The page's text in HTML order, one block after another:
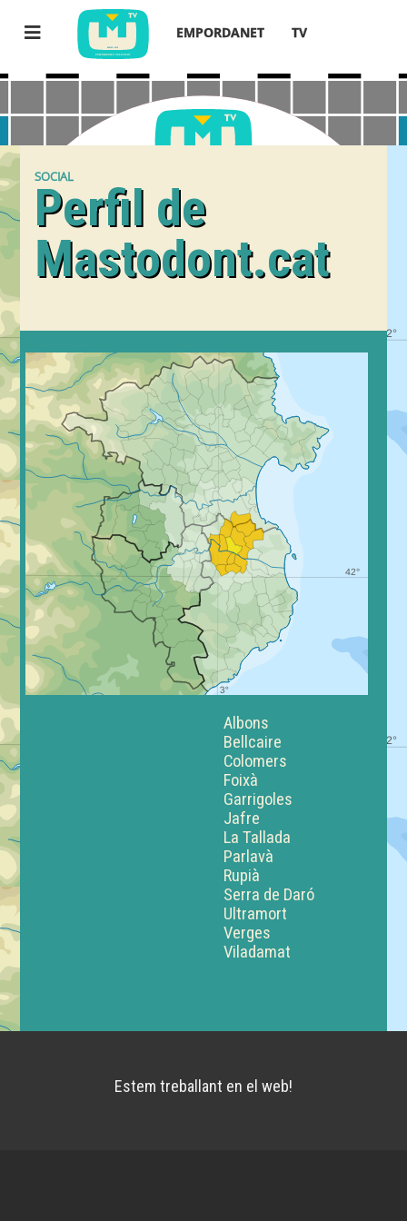
EMPORDANET TV
SOCIAL
Perfil de
Mastodont.cat
Albons
Bellcaire
Colomers
Foixà
Garrigoles
Jafre
La Tallada
Parlavà
Rupià
Serra de Daró
Ultramort
Verges
Viladamat
Estem treballant en el web!